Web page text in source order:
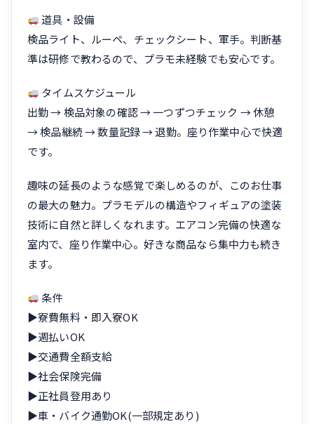
道具・設備
検品ライト、ルーペ、チェックシート、軍手。判断基
準は研修で教わるので、プラモ未経験でも安心です。
タイムスケジュール
出勤 → 検品対象の確認 → 一つずつチェック → 休憩
→ 検品継続 → 数量記録 → 退勤。座り作業中心で快適
です。
趣味の延長のような感覚で楽しめるのが、このお仕事
の最大の魅力。プラモデルの構造やフィギュアの塗装
技術に自然と詳しくなれます。エアコン完備の快適な
室内で、座り作業中心。好きな商品なら集中力も続き
ます。
条件
▶寮費無料・即入寮OK
▶週払いOK
▶交通費全額支給
▶社会保険完備
▶正社員登用あり
▶車・バイク通勤OK(一部規定あり)